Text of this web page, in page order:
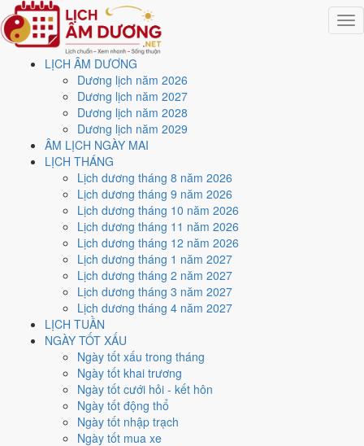
LỊCH ÂM DƯƠNG
Dương lịch năm 2026
Dương lịch năm 2027
Dương lịch năm 2028
Dương lịch năm 2029
ÂM LỊCH NGÀY MAI
LỊCH THÁNG
Lịch dương tháng 8 năm 2026
Lịch dương tháng 9 năm 2026
Lịch dương tháng 10 năm 2026
Lịch dương tháng 11 năm 2026
Lịch dương tháng 12 năm 2026
Lịch dương tháng 1 năm 2027
Lịch dương tháng 2 năm 2027
Lịch dương tháng 3 năm 2027
Lịch dương tháng 4 năm 2027
LỊCH TUẦN
NGÀY TỐT XẤU
Ngày tốt xấu trong tháng
Ngày tốt khai trương
Ngày tốt cưới hỏi - kết hôn
Ngày tốt động thổ
Ngày tốt nhập trạch
Ngày tốt mua xe
Trang chủ
Lịch năm 2027
Tháng 2/2027
Ngày 13/2/2027 (Quý Hợi)
Xem ngày13/2/2027
lịch - Ngày 8/1 âm lịch (Quý
Hợi) tốt hay xấu?
Ngày 13/2/2027 dương lịch (Thứ Bảy) là ngày 8/1/2027 âm lịch
Quý Hợi- Cùng hành, Trực Thâu, Sao Nữ, nạp âm Đại Hải
Thủy. Tổng hòa, đây làNgày Hungvới điểm trung bình
các việc quan trọng. Giờ Hoàng Đạo trong ngày:
Mùi, Tuất, Hợi.
Ngày Dương
Tháng 2 năm 2027
Tháng 1 âm năm 2027